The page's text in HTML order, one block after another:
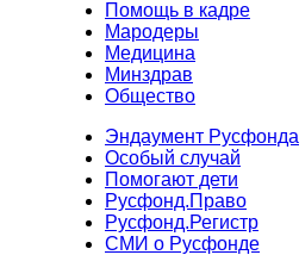
Помощь в кадре
Мародеры
Медицина
Минздрав
Общество
Эндаумент Русфонда
Особый случай
Помогают дети
Русфонд.Право
Русфонд.Регистр
СМИ о Русфонде